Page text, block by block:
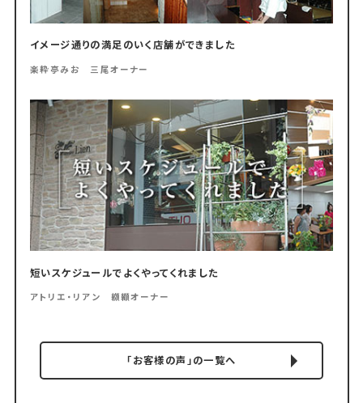
イメージ通りの満足のいく店舗ができました
楽粋亭みお 三尾オーナー
短いスケジュールでよくやってくれました
アトリエ・リアン 纐纈オーナー
「お客様の声」の一覧へ